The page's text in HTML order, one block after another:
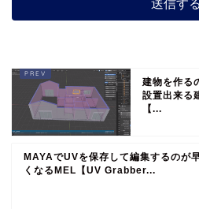
建物を作る
設置出来る
【...
MAYAでUVを保存して編集するのが
くなるMEL【UV Grabber...